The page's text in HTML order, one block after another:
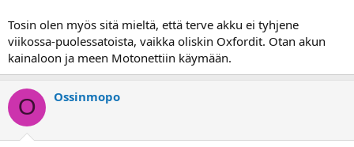
Tosin olen myös sitä mieltä, että terve akku ei tyhjene
viikossa-puolessatoista, vaikka oliskin Oxfordit. Otan akun
kainaloon ja meen Motonettiin käymään.
O Ossinmopo